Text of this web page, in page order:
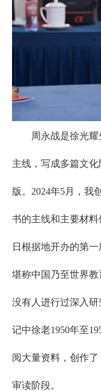
周永战是徐光耀先
主线，写成多篇文
版。2024年5月，我
书的主线和主要材
日根据地开办的第
堪称中国乃至世界
没有人进行过深入
记中徐老1950年至
阅大量资料，创作
审读阶段。